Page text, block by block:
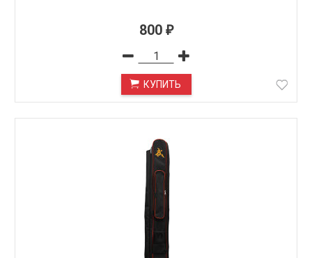
800 ₽
КУПИТЬ